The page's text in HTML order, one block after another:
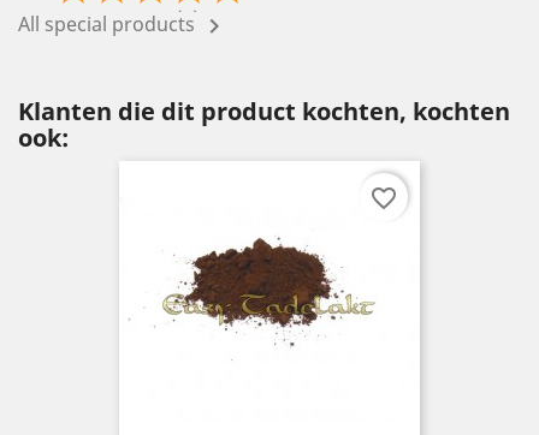
All special products 
Klanten die dit product kochten, kochten
ook:
favorite_border